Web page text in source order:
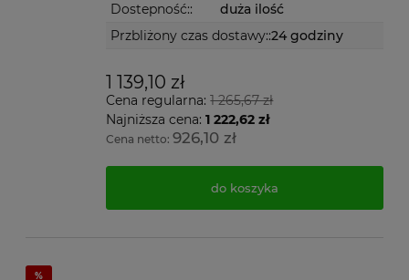
Dostepność::
duża ilość
Przbliżony czas dostawy::24 godziny
1 139,10 zł
Cena regularna:1 265,67 zł
Najniższa cena:1 222,62 zł
Cena netto:926,10 zł
do koszyka